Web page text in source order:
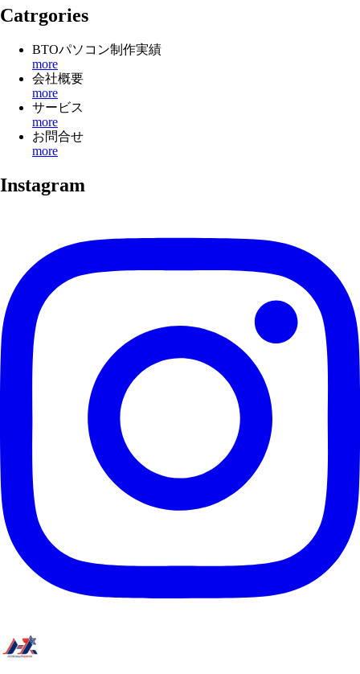
Catrgories
BTOパソコン制作実績
more
会社概要
more
サービス
more
お問合せ
more
Instagram